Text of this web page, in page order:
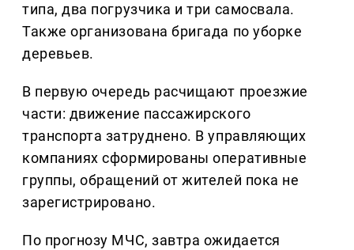
типа, два погрузчика и три самосвала.
Также организована бригада по уборке
деревьев.
В первую очередь расчищают проезжие
части: движение пассажирского
транспорта затруднено. В управляющих
компаниях сформированы оперативные
группы, обращений от жителей пока не
зарегистрировано.
По прогнозу МЧС, завтра ожидается